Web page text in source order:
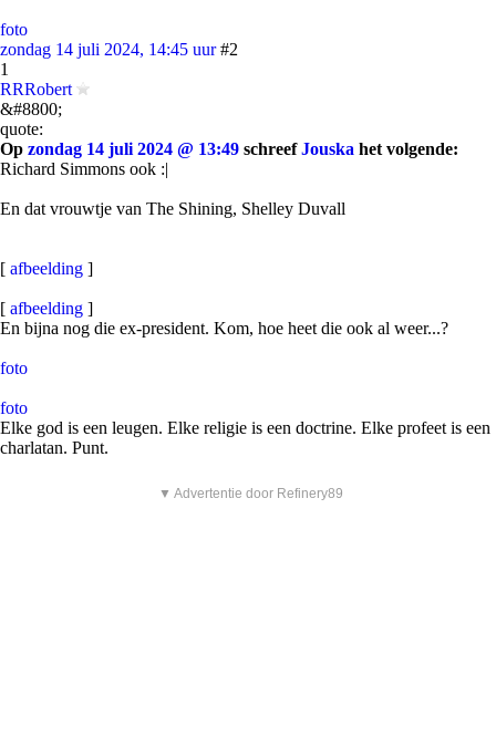
foto
zondag 14 juli 2024, 14:45 uur #2
1
RRRobert
&#8800;
quote:
Op zondag 14 juli 2024 @ 13:49 schreefJouska het volgende:
Richard Simmons ook :|
En dat vrouwtje van The Shining, Shelley Duvall
[ afbeelding ]
[ afbeelding ]
En bijna nog die ex-president. Kom, hoe heet die ook al weer...?
foto
foto
Elke god is een leugen. Elke religie is een doctrine. Elke profeet is een
charlatan. Punt.
▼ Advertentie door Refinery89